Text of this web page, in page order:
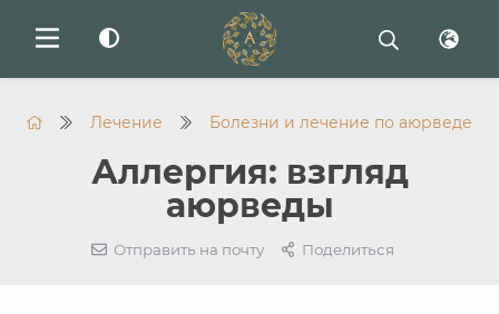
Лечение Болезни и лечение по аюрведе
Аллергия: взгляд
аюрведы
Отправить на почту Поделиться